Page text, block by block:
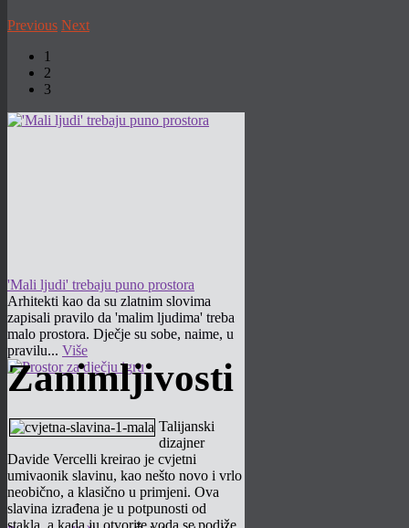
Previous Next
1
2
3
'Mali ljudi' trebaju puno prostora
Arhitekti kao da su zlatnim slovima
zapisali pravilo da 'malim ljudima' treba
malo prostora. Dječje su sobe, naime, u
pravilu... Više
Zanimljivosti
Talijanski
dizajner
Davide Vercelli kreirao je cvjetni
umivaonik slavinu, kao nešto novo i vrlo
neobično, a klasično u primjeni. Ova
slavina izrađena je u potpunosti od
stakla, a kada ju otvorite voda se podiže